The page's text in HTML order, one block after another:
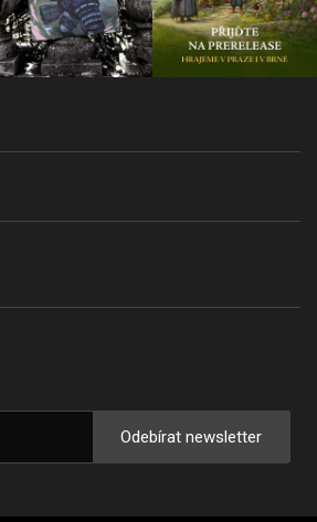
Odebírat newsletter